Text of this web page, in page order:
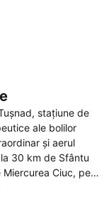
stațiune de
ale bolilor
și aerul
30 km de Sfântu
Ciuc, pe
apropierea Lacului